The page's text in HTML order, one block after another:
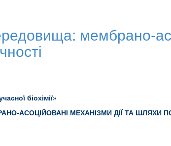
біохімії»
АСОЦІЙОВАНІ МЕХАНІЗМИ ДІЇ ТА ШЛЯХИ